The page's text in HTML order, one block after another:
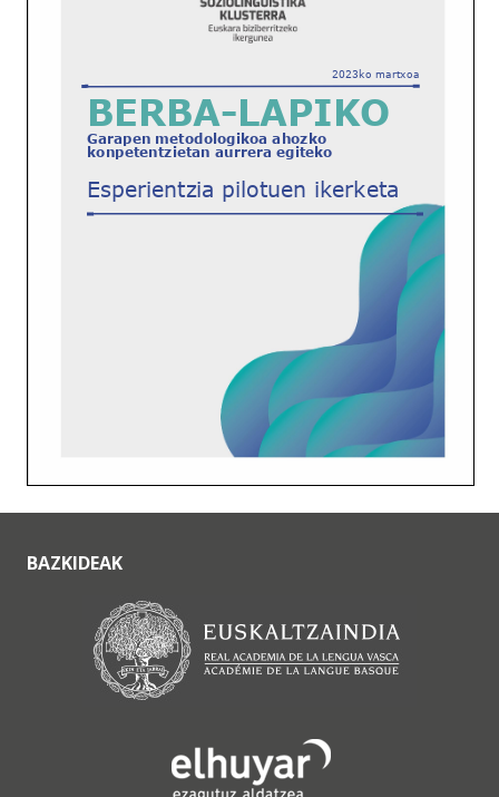
BAZKIDEAK